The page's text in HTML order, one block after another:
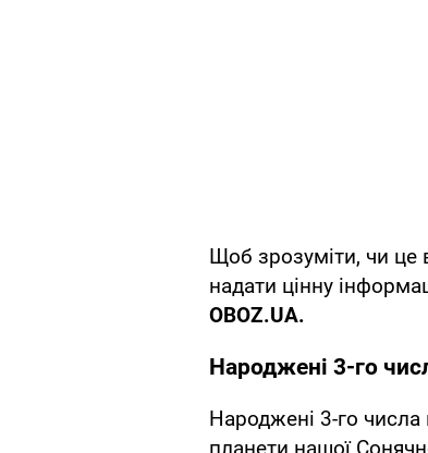
Щоб зрозуміти, чи це
надати цінну
OBOZ.UA.
Народжені 3-го
Народжені 3-го